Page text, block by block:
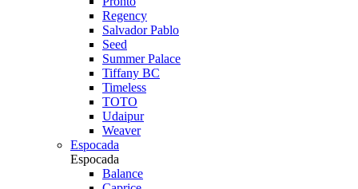
Regency
Salvador Pablo
Seed
Summer Palace
Tiffany BC
Timeless
TOTO
Udaipur
Weaver
Espocada
Espocada
Balance